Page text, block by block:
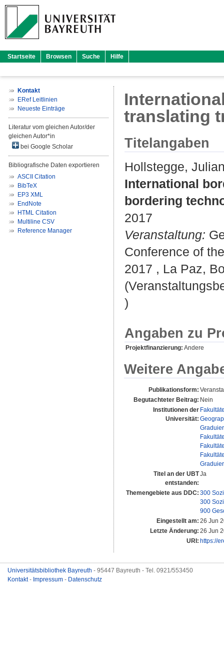
Startseite Browsen Suche Hilfe
Kontakt
ERef Leitlinien
Neueste Einträge
Literatur vom gleichen Autor/der
gleichen Autor*in
bei Google Scholar
Bibliografische Daten exportieren
ASCII Citation
BibTeX
EP3 XML
EndNote
HTML Citation
Multiline CSV
Reference Manager
translating
Titelangaben
Hollstegge,
International
bordering
2017
Veranstaltung:
Conference of
2017 , La Paz,
)
Angaben zu
Projektfinanzierung: Andere
Weitere
Publikationsform:
Begutachteter Beitrag: Nein
Institutionen der
Universität:
Titel an der UBT
entstanden:
Ja
Themengebiete aus DDC: 300
300
900
Eingestellt am: 26 Jun
Letzte Änderung: 26 Jun
URI: https://
Universitätsbibliothek Bayreuth - 95447 Bayreuth - Tel. 0921/553450
Kontakt- Impressum - Datenschutz